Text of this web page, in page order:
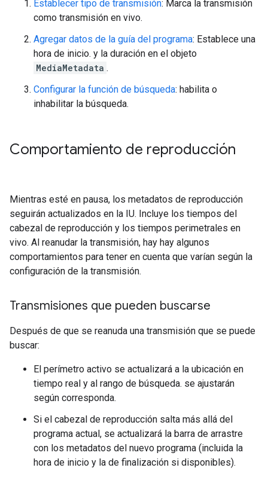
Establecer tipo de transmisión: Marca la transmisión
como transmisión en vivo.
Agregar datos de la guía del programa: Establece una
hora de inicio. y la duración en el objeto
MediaMetadata .
Configurar la función de búsqueda: habilita o
inhabilitar la búsqueda.
Comportamiento de reproducción
Mientras esté en pausa, los metadatos de reproducción
seguirán actualizados en la IU. Incluye los tiempos del
cabezal de reproducción y los tiempos perimetrales en
vivo. Al reanudar la transmisión, hay hay algunos
comportamientos para tener en cuenta que varían según la
configuración de la transmisión.
Transmisiones que pueden buscarse
Después de que se reanuda una transmisión que se puede
buscar:
El perímetro activo se actualizará a la ubicación en
tiempo real y al rango de búsqueda. se ajustarán
según corresponda.
Si el cabezal de reproducción salta más allá del
programa actual, se actualizará la barra de arrastre
con los metadatos del nuevo programa (incluida la
hora de inicio y la de finalización si disponibles).